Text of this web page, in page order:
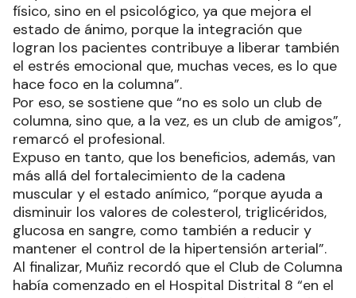
físico, sino en el psicológico, ya que mejora el
estado de ánimo, porque la integración que
logran los pacientes contribuye a liberar también
el estrés emocional que, muchas veces, es lo que
hace foco en la columna”.
Por eso, se sostiene que “no es solo un club de
columna, sino que, a la vez, es un club de amigos”,
remarcó el profesional.
Expuso en tanto, que los beneficios, además, van
más allá del fortalecimiento de la cadena
muscular y el estado anímico, “porque ayuda a
disminuir los valores de colesterol, triglicéridos,
glucosa en sangre, como también a reducir y
mantener el control de la hipertensión arterial”.
Al finalizar, Muñiz recordó que el Club de Columna
había comenzado en el Hospital Distrital 8 “en el